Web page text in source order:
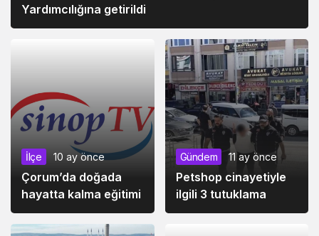
Yardımcılığına getirildi
İlçe 10 ay önce
Çorum’da doğada
hayatta kalma eğitimi
Gündem 11 ay önce
Petshop cinayetiyle
ilgili 3 tutuklama